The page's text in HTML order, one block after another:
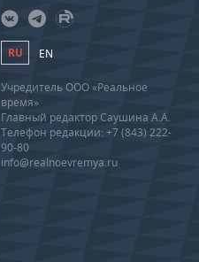
RU EN
Учредитель ООО «Реальное
время»
Главный редактор Саушина А.А.
Телефон редакции: +7 (843) 222-
90-80
info@realnoevremya.ru